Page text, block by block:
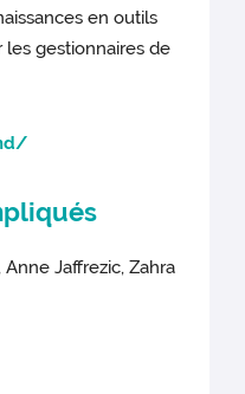
en outils
gestionnaires de
Jaffrezic, Zahra